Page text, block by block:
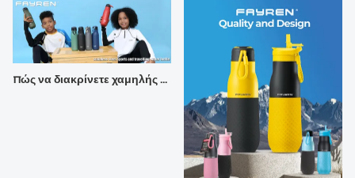
πώς να διακρίνετε χαμηλής ποιότητας μονωμένα μπουκάλια;